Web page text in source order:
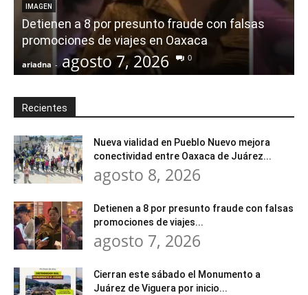
IMAGEN
Detienen a 8 por presunto fraude con falsas
promociones de viajes en Oaxaca
ariadna - agosto 7, 2026 0
Recientes
Nueva vialidad en Pueblo Nuevo mejora
conectividad entre Oaxaca de Juárez...
agosto 8, 2026
Detienen a 8 por presunto fraude con falsas
promociones de viajes...
agosto 7, 2026
Cierran este sábado el Monumento a
Juárez de Viguera por inicio...